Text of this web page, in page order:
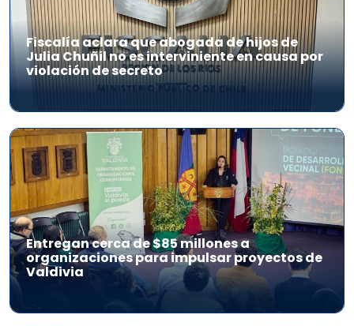
Fiscalía aclara que abogada de hijos de
Julia Chuñil no es interviniente en causa por
violación de secreto
Entregan cerca de $85 millones a
organizaciones para impulsar proyectos de
Valdivia